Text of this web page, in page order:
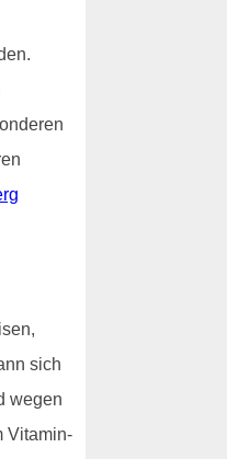
sich
wegen
Vitamin-